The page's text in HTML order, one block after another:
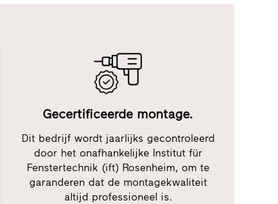
Gecertificeerde montage.
Dit bedrijf wordt jaarlijks gecontroleerd
door het onafhankelijke Institut für
Fenstertechnik (ift) Rosenheim, om te
garanderen dat de montagekwaliteit
altijd professioneel is.